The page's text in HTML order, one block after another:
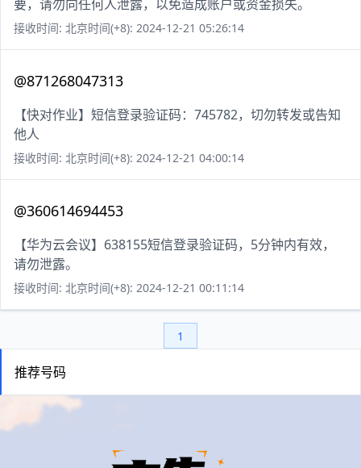
要，请勿向任何人泄露，以免造成账户或资金损失。
接收时间: 北京时间(+8): 2024-12-21 05:26:14
@871268047313
【快对作业】短信登录验证码：745782，切勿转发或告知
他人
接收时间: 北京时间(+8): 2024-12-21 04:00:14
@360614694453
【华为云会议】638155短信登录验证码，5分钟内有效，
请勿泄露。
接收时间: 北京时间(+8): 2024-12-21 00:11:14
1
推荐号码